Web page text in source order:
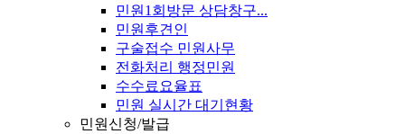
민원1회방문 상담창구...
민원후견인
구술접수 민원사무
전화처리 행정민원
수수료요율표
민원 실시간 대기현황
민원신청/발급